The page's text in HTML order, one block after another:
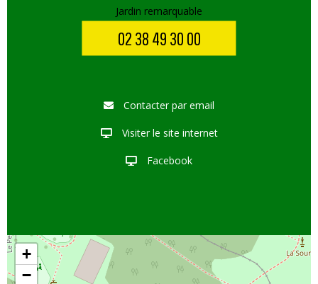
Jardin remarquable
02 38 49 30 00
Contacter par email
Visiter le site internet
Facebook
+
−